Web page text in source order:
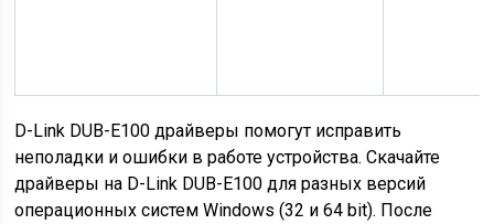
D-Link DUB-E100 драйверы помогут исправить
неполадки и ошибки в работе устройства. Скачайте
драйверы на D-Link DUB-E100 для разных версий
операционных систем Windows (32 и 64 bit). После